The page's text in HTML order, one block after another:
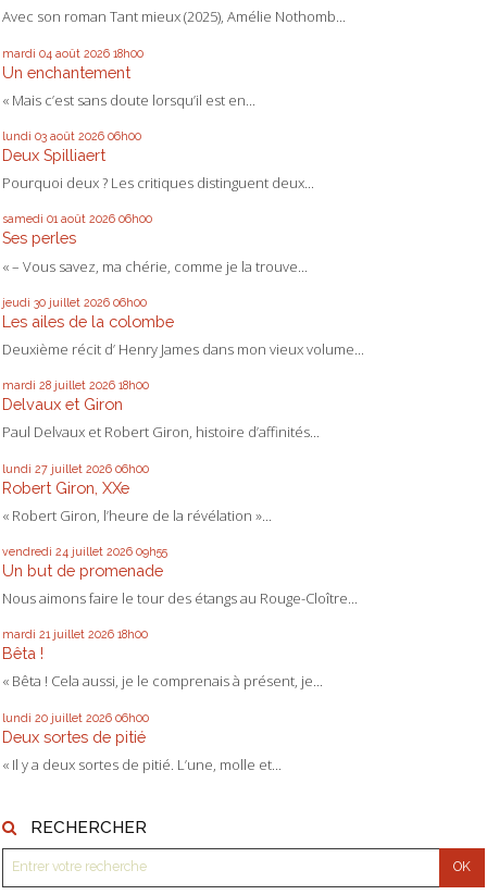
Avec son roman Tant mieux (2025), Amélie Nothomb...
mardi 04 août 2026 18h00
Un enchantement
« Mais c’est sans doute lorsqu’il est en...
lundi 03 août 2026 06h00
Deux Spilliaert
Pourquoi deux ? Les critiques distinguent deux...
samedi 01 août 2026 06h00
Ses perles
« – Vous savez, ma chérie, comme je la trouve...
jeudi 30 juillet 2026 06h00
Les ailes de la colombe
Deuxième récit d’ Henry James dans mon vieux volume...
mardi 28 juillet 2026 18h00
Delvaux et Giron
Paul Delvaux et Robert Giron, histoire d’affinités...
lundi 27 juillet 2026 06h00
Robert Giron, XXe
« Robert Giron, l’heure de la révélation »...
vendredi 24 juillet 2026 09h55
Un but de promenade
Nous aimons faire le tour des étangs au Rouge-Cloître...
mardi 21 juillet 2026 18h00
Bêta !
« Bêta ! Cela aussi, je le comprenais à présent, je...
lundi 20 juillet 2026 06h00
Deux sortes de pitié
« Il y a deux sortes de pitié. L’une, molle et...
RECHERCHER